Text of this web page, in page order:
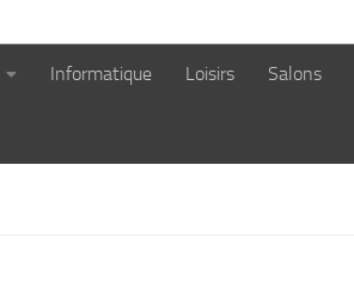
Informatique Loisirs Salons